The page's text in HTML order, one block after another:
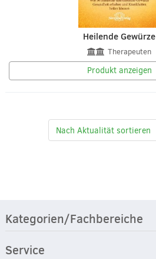
Heilende Gewürze
Therapeuten
Produkt anzeigen
Kategorien/Fachbereiche
Service